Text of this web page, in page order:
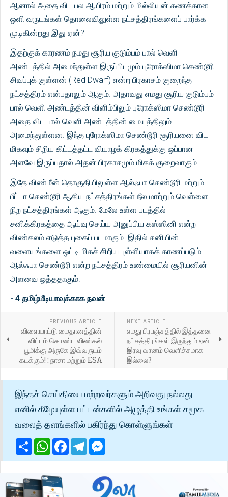
ஆனால் அதை விட பல ஆயிரம் மற்றும் மில்லியன் கணக்கான
ஒளி வருடங்கள் தொலைவிலுள்ள நட்சத்திரங்களைப் பார்க்க
முடிகின்றது இது ஏன்?
இதற்குக் காரணம் நமது சூரிய குடும்பம் பால் வெளி
அண்டத்தில் அமைந்துள்ள இருப்பிடமும் புரோக்ஸிமா செண்டூரி
சிவப்புக் குள்ளன் (Red Dwarf) என்ற பிரகாசம் குறைந்த
நட்சத்திரம் என்பதாலும் ஆகும். அதாவது எமது சூரிய குடும்பம்
பால் வெளி அண்டத்தின் விளிம்பிலும் புரோக்ஸிமா செண்டூரி
அதை விட பால் வெளி அண்டத்தின் மையத்திலும்
அமைந்துள்ளன. இந்த புரோக்ஸிமா செண்டூரி சூரியனை விட
மிகவும் சிறிய கிட்டத்தட்ட வியாழக் கிரகத்துக்கு ஒப்பான
அளவே இருப்பதால் அதன் பிரகாசமும் மிகக் குறைவாகும்.
இதே விண்மீன் தொகுதியிலுள்ள ஆல்ஃபா செண்டூரி மற்றும்
பீட்டா செண்டூரி ஆகிய நட்சத்திரங்கள் நீல மாற்றும் வெள்ளை
நிற நட்சத்திரங்கள் ஆகும். மேலே உள்ள படத்தில்
சனிக்கிரகத்தை ஆய்வு செய்ய அனுப்பிய கஸ்ஸினி என்ற
விண்கலம் எடுத்த புகைப் படமாகும். இதில் சனியின்
வளையங்களை ஒட்டி மிகச் சிறிய புள்ளியாகக் காணப்படும்
ஆல்ஃபா செண்டூரி என்ற நட்சத்திரம் உண்மையில் சூரியனின்
அளவை ஒத்ததாகும்.
- 4 தமிழ்மீடியாவுக்காக நவன்
PREVIOUS ARTICLE
விளையாட்டு மைதானத்தின்
விட்டம் கொண்ட விண்கல்
பூமிக்கு அருகே இவ்வருடம்
கடக்கும்! : நாசா மற்றும் ESA
NEXT ARTICLE
எமது பிரபஞ்சத்தில் இத்தனை
நட்சத்திரங்கள் இருந்தும் ஏன்
இரவு வானம் வெளிச்சமாக
இல்லை?
இந்தச் செய்தியை மற்றவர்களும் அறிவது நல்லது
எனில் கீழேயுள்ள பட்டன்களில் அழுத்தி உங்கள் சமூக
வலைத் தளங்களில் பகிர்ந்து கொள்ளுங்கள்
ShareWhatsApp
Facebook
Telegram